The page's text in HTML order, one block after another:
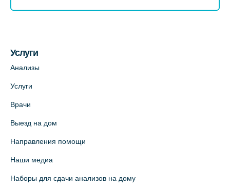
Услуги
Анализы
Услуги
Врачи
Выезд на дом
Направления помощи
Наши медиа
Наборы для сдачи анализов на дому